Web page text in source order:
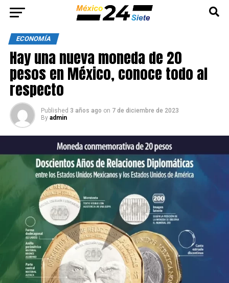
ECONOMÍA
Hay una nueva moneda de 20
pesos en México, conoce todo al
respecto
Published 3 años ago on 7 de diciembre de 2023
By admin